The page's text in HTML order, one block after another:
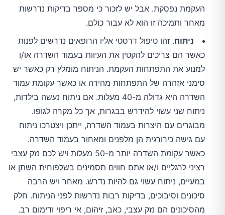
העקמת נפסקת. אבל יש לזכור כי מספר בדיקות נדרשות
מאחר ותמיכה זו הוא לא עבור כולם.
ניתוח. זהו טיפול דרסטי אליו הרופאים נדרשים לפנות
כאשר הם צריכים להקטין את העיוות בעמוד השדרה או/ו
למנוע את התפתחות העקמת. הניתוח מומלץ רק כאשר יש
סימני אזהרה של התפתחות מהירה או כאשר עקומת עמוד
השדרה היא גדולה מ-40 מעלות. אם ניתוח נעשה בילדות,
ניתוח שני עשוי להידרש בבגרות, אך כל מקרה לגופו.
מבוגרים עם היצרות בעמוד השדרה, ייתכן ויצטרכו ניתוח
עם גישה כירורגית הן מלפנים ומאחור בעמוד השדרה.
כאשר עקומת השדרה יותר מ-50 מעלות ויש לכם נזק עצבי
רציני לרגליים ו/או אתם חווים תסמינים בשלפוחית ​​השתן או
במעיים, ניתוח עשוי גם להיות נדרש. מאחר ויש הרבה
סיכונים וסיבוכים, בדיקות רבות נדרשות לפני הניתוח. חלק
מהסיכונים הם נזק עצבי, כאב, זיהום, אי ריפוי ודימום רב.